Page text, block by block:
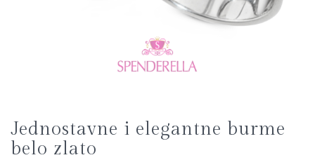
Jednostavne i elegantne burme
belo zlato